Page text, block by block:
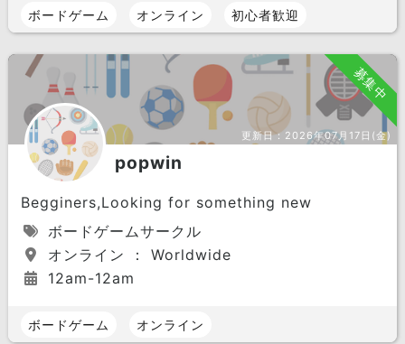
ボードゲーム オンライン 初心者歓迎
募集中
更新日： 2026年07月17日(金)
popwin
Begginers,Looking for something new
ボードゲームサークル
オンライン ： Worldwide
12am-12am
ボードゲーム オンライン